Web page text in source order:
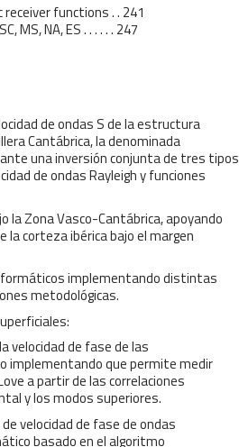
functions . . 241
MS, NA, ES . . . . . . 247
de ondas S de la estructura
Cantábrica, la denominada
una inversión conjunta de tres tipos
de ondas Rayleigh y funciones
la Zona Vasco-Cantábrica, apoyando
la corteza ibérica bajo el margen
implementando distintas
metodológicas.
velocidad de fase de las
implementando que permite medir
a partir de las correlaciones
y los modos superiores.
velocidad de fase de ondas
basado en el algoritmo